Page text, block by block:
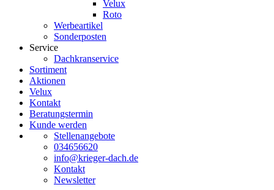
Velux
Roto
Werbeartikel
Sonderposten
Service
Dachkranservice
Sortiment
Aktionen
Velux
Kontakt
Beratungstermin
Kunde werden
Stellenangebote
034656620
info@krieger-dach.de
Kontakt
Newsletter